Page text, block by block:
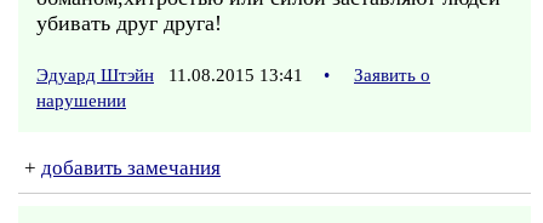
убивать друг друга!
Эдуард Штэйн 11.08.2015 13:41 •
Заявить о
нарушении
+ добавить замечания